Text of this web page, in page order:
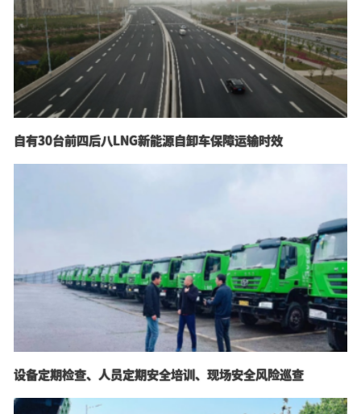
自有30台前四后八LNG新能源自卸车保障运输时效
设备定期检查、人员定期安全培训、现场安全风险巡查